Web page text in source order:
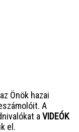
Önök hazai
A
a VIDEÓK
el.